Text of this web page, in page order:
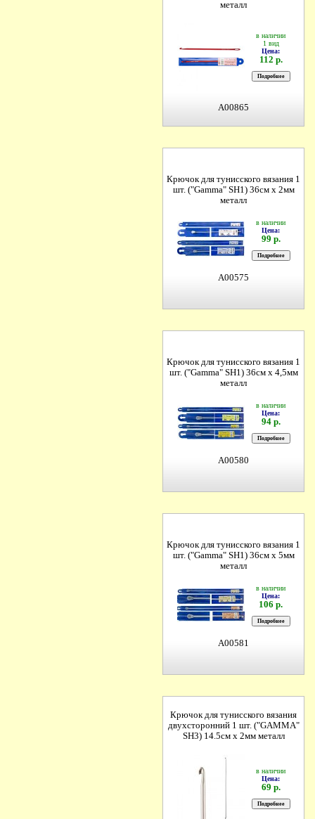
металл
в наличии
1 вид
Цена:
112 р.
A00865
Крючок для тунисского вязания 1
шт. ("Gamma" SH1) 36см х 2мм
металл
в наличии
Цена:
99 р.
A00575
Крючок для тунисского вязания 1
шт. ("Gamma" SH1) 36см х 4,5мм
металл
в наличии
Цена:
94 р.
A00580
Крючок для тунисского вязания 1
шт. ("Gamma" SH1) 36см х 5мм
металл
в наличии
Цена:
106 р.
A00581
Крючок для тунисского вязания
двухсторонний 1 шт. ("GAMMA"
SH3) 14.5см х 2мм металл
в наличии
Цена:
69 р.